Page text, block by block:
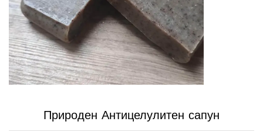
Природен Антицелулитен сапун